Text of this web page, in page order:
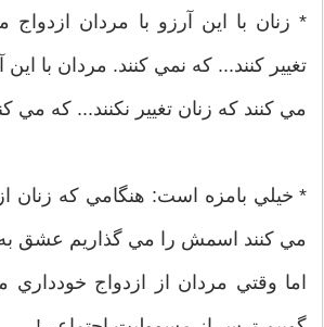
* زنان با اين آرزو با مردان
تغيير کنند... که نمي کنند. مردان با اين
مي کنند که زنان تغيير نکنند... که مي
* خيلي بامزه است: هنگامي که زنان
مي کنند اسمش را مي گذاريم عشق به
اما وقتي مردان از ازدواج